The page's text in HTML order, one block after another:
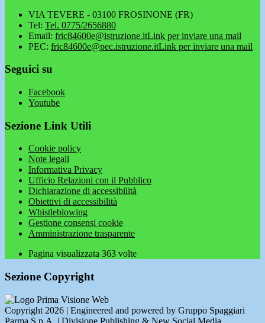
VIA TEVERE - 03100 FROSINONE (FR)
Tel: Tel. 0775/2656880
Email: fric84600e@istruzione.itLink per inviare una mail
PEC: fric84600e@pec.istruzione.itLink per inviare una mail
Seguici su
Facebook
Youtube
Sezione Link Utili
Cookie policy
Note legali
Informativa Privacy
Ufficio Relazioni con il Pubblico
Dichiarazione di accessibilità
Obiettivi di accessibilità
Whistleblowing
Gestione consensi cookie
Amministrazione trasparente
Pagina visualizzata 363 volte
Sezione Copyright
Copyright 2026 | Engineered and powered by Gruppo Spaggiari
Parma S.p.A. | Divisione Publishing & New Social Media